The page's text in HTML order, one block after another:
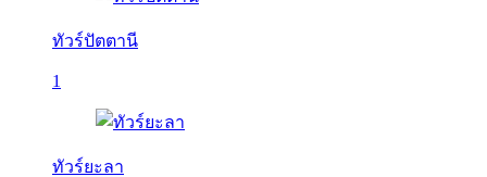
ทัวร์ปัตตานี
1
ทัวร์ยะลา